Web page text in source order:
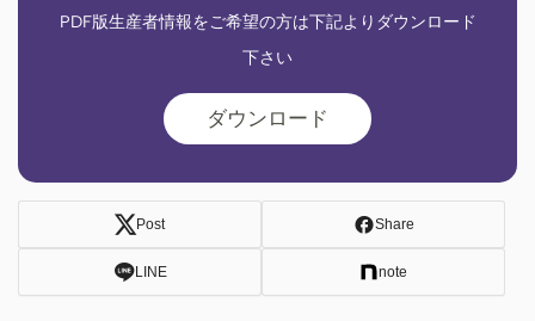
PDF版生産者情報をご希望の方は下記よりダウンロード
下さい
ダウンロード
Post Share
LINE note